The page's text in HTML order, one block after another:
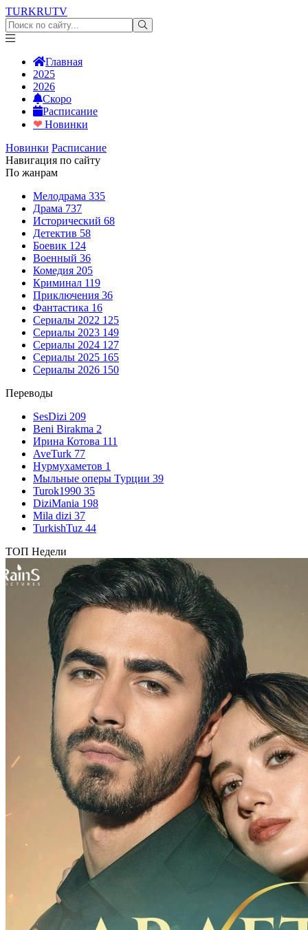
TURKRUTV
Главная
2025
2026
Скоро
Расписание
❤Новинки
Новинки Расписание
Навигация по сайту
По жанрам
Мелодрама 335
Драма 737
Исторический 68
Детектив 58
Боевик 124
Военный 36
Комедия 205
Криминал 119
Приключения 36
Фантастика 16
Сериалы 2022 125
Сериалы 2023 149
Сериалы 2024 127
Сериалы 2025 165
Сериалы 2026 150
Переводы
SesDizi 209
Beni Birakma 2
Ирина Котова 111
AveTurk 77
Нурмухаметов 1
Мыльные оперы Турции 39
Turok1990 35
DiziMania 198
Mila dizi 37
TurkishTuz 44
ТОП Недели